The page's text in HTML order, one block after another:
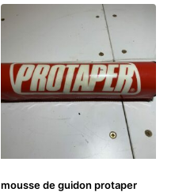
mousse de guidon protaper